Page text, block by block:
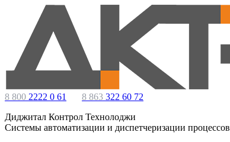
8 800 2222 0 61 8 863 322 60 72
Диджитал Контрол Технолоджи
Системы автоматизации и диспетчеризации процессов